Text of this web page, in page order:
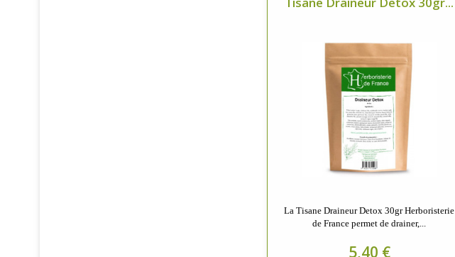
La Tisane Draineur Detox 30gr Herboristerie
de France permet de drainer,...
5,40 €